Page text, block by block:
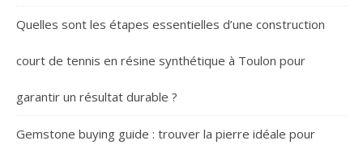
Quelles sont les étapes essentielles d’une construction
court de tennis en résine synthétique à Toulon pour
garantir un résultat durable ?
Gemstone buying guide : trouver la pierre idéale pour